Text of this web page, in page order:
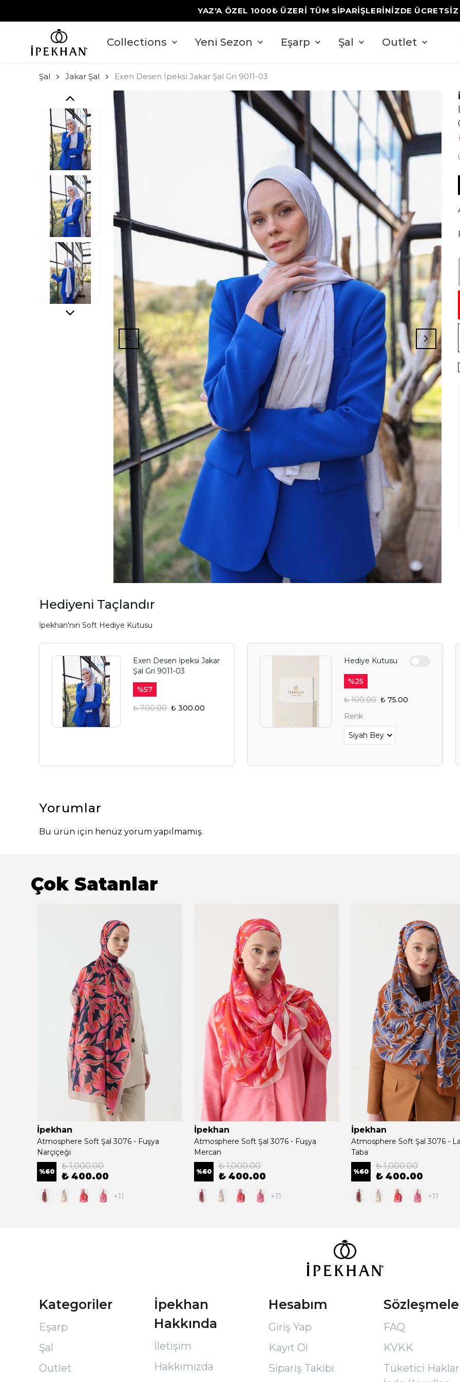
YAZ'A ÖZEL 1000₺ ÜZERİ TÜM SİPARİŞLERİNİZDE ÜCRETSİZ
Collections Yeni Sezon Eşarp Şal Outlet
Şal Jakar Şal Exen Desen İpeksi Jakar Şal Gri 9011-03
Hediyeni Taçlandır
İpekhan'nın Soft Hediye Kutusu
Exen Desen İpeksi Jakar
Şal Gri 9011-03
%57
₺ 700.00 ₺ 300.00
Hediye Kutusu
%25
₺ 100.00 ₺ 75.00
Renk
Yorumlar
Bu ürün için henüz yorum yapılmamış.
Çok Satanlar
İpekhan
Atmosphere Soft Şal 3076 - Fuşya
Narçiçeği
%60
₺ 1,000.00
₺ 400.00
+11
İpekhan
Atmosphere Soft Şal 3076 - Fuşya
Mercan
%60
₺ 1,000.00
₺ 400.00
+11
İpekhan
Atmosphere Soft Şal 3076 -
Taba
%60
₺ 1,000.00
₺ 400.00
+11
Kategoriler
Eşarp
Şal
Outlet
İpekhan
Hakkında
İletişim
Hakkımızda
Hesabım
Giriş Yap
Kayıt Ol
Sipariş Takibi
FAQ
KVKK
Tüketici
YAZ
Alışverişe